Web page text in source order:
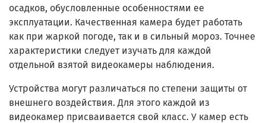
осадков, обусловленные особенностями ее
эксплуатации. Качественная камера будет работать
как при жаркой погоде, так и в сильный мороз. Точнее
характеристики следует изучать для каждой
отдельной взятой видеокамеры наблюдения.
Устройства могут различаться по степени защиты от
внешнего воздействия. Для этого каждой из
видеокамер присваивается свой класс. У камер есть